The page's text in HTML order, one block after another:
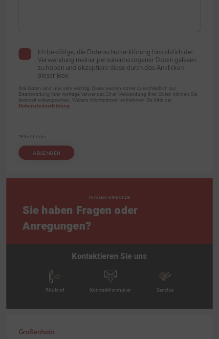
Ich bestätige, die Datenschutzerklärung hinsichtlich der
Verwendung meiner personenbezogener Daten gelesen
zu haben und akzeptiere diese durch das Anklicken
dieser Box.
Ihre Daten sind uns sehr wichtig. Diese werden daher ausschließlich zur
Beantwortung Ihrer Anfrage verwendet. Einer Verwendung Ihrer Daten können Sie
jederzeit widersprechen. Weitere Informationen entnehmen Sie bitte der
Datenschutzerklärung
ABSENDEN
*Pflichtfelder
TRAILER-DIRECT.DE
Sie haben Fragen oder
Anregungen?
Kontaktieren Sie uns
Rückruf Kontaktformular Service
Großenhain